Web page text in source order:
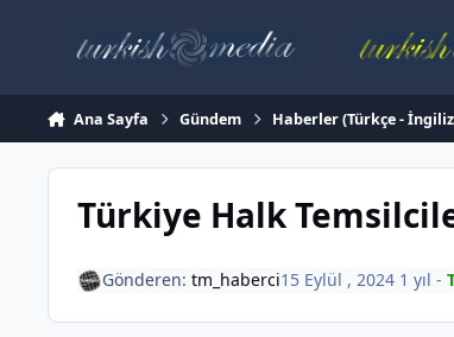
Ana Sayfa Gündem Haberler (Türkçe -
Türkiye Halk
Gönderen: tm_haberci15 Eylül , 2024 1 yıl -